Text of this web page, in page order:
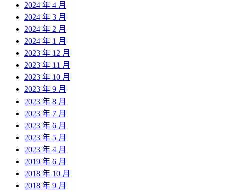
2024 年 4 月
2024 年 3 月
2024 年 2 月
2024 年 1 月
2023 年 12 月
2023 年 11 月
2023 年 10 月
2023 年 9 月
2023 年 8 月
2023 年 7 月
2023 年 6 月
2023 年 5 月
2023 年 4 月
2019 年 6 月
2018 年 10 月
2018 年 9 月